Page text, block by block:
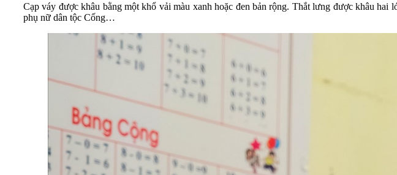
Cạp váy được khâu bằng một khổ vải màu xanh hoặc đen bản rộng. Thắt lưng được khâu
phụ nữ dân tộc Cống…